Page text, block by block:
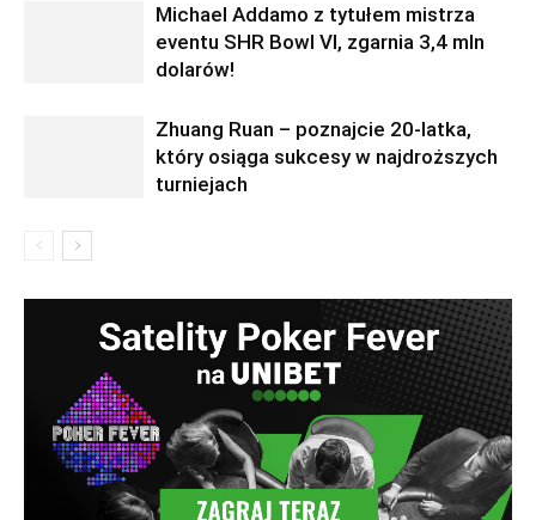
Michael Addamo z tytułem mistrza
eventu SHR Bowl VI, zgarnia 3,4 mln
dolarów!
Zhuang Ruan – poznajcie 20-latka,
który osiąga sukcesy w najdroższych
turniejach